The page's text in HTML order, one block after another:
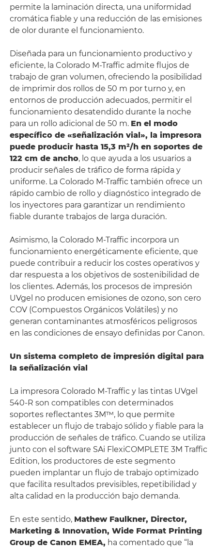
permite la laminación directa, una uniformidad
cromática fiable y una reducción de las emisiones
de olor durante el funcionamiento.
Diseñada para un funcionamiento productivo y
eficiente, la Colorado M-Traffic admite flujos de
trabajo de gran volumen, ofreciendo la posibilidad
de imprimir dos rollos de 50 m por turno y, en
entornos de producción adecuados, permitir el
funcionamiento desatendido durante la noche
para un rollo adicional de 50 m. En el modo
específico de «señalización vial», la impresora
puede producir hasta 15,3 m²/h en soportes de
122 cm de ancho, lo que ayuda a los usuarios a
producir señales de tráfico de forma rápida y
uniforme. La Colorado M-Traffic también ofrece un
rápido cambio de rollo y diagnóstico integrado de
los inyectores para garantizar un rendimiento
fiable durante trabajos de larga duración.
Asimismo, la Colorado M-Traffic incorpora un
funcionamiento energéticamente eficiente, que
puede contribuir a reducir los costes operativos y
dar respuesta a los objetivos de sostenibilidad de
los clientes. Además, los procesos de impresión
UVgel no producen emisiones de ozono, son cero
COV (Compuestos Orgánicos Volátiles) y no
generan contaminantes atmosféricos peligrosos
en las condiciones de ensayo definidas por Canon.
Un sistema completo de impresión digital para
la señalización vial
La impresora Colorado M‑Traffic y las tintas UVgel
540‑R son compatibles con determinados
soportes reflectantes 3M™, lo que permite
establecer un flujo de trabajo sólido y fiable para la
producción de señales de tráfico. Cuando se utiliza
junto con el software SAi FlexiCOMPLETE 3M Traffic
Edition, los productores de este segmento
pueden implantar un flujo de trabajo optimizado
que facilita resultados previsibles, repetibilidad y
alta calidad en la producción bajo demanda.
En este sentido, Mathew Faulkner, Director,
Marketing & Innovation, Wide Format Printing
Group de Canon EMEA, ha comentado que “la